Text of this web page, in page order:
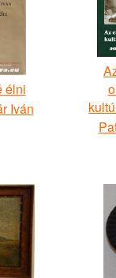
élni
Iván